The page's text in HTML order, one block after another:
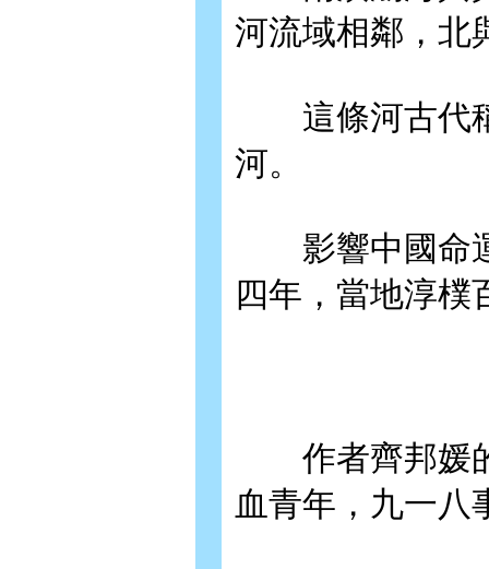
河流域相鄰，北
這條河古代稱
河。
影響中國命運
四年，當地淳樸
作者齊邦媛的
血青年，九一八